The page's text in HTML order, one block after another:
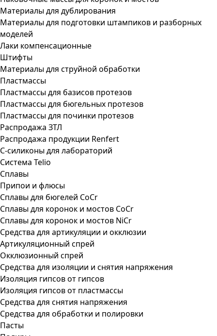
Материалы для дублирования
Материалы для подготовки штампиков и разборных
моделей
Лаки компенсационные
Штифты
Материалы для струйной обработки
Пластмассы
Пластмассы для базисов протезов
Пластмассы для бюгельных протезов
Пластмассы для починки протезов
Распродажа ЗТЛ
Распродажа продукции Renfert
С-силиконы для лабораторий
Система Telio
Сплавы
Припои и флюсы
Сплавы для бюгелей CoCr
Сплавы для коронок и мостов CoCr
Сплавы для коронок и мостов NiCr
Средства для артикуляции и окклюзии
Артикуляционный спрей
Окклюзионный спрей
Средства для изоляции и снятия напряжения
Изоляция гипсов от гипсов
Изоляция гипсов от пластмассы
Средства для снятия напряжения
Средства для обработки и полировки
Пасты